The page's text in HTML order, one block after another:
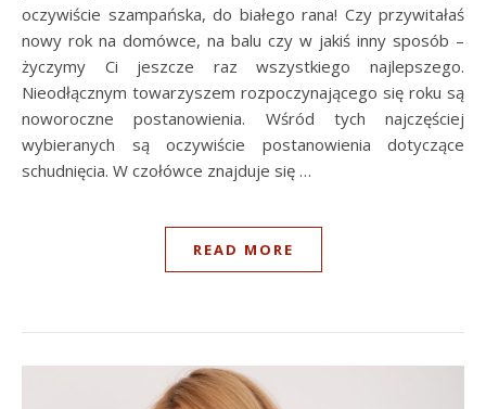
oczywiście szampańska, do białego rana! Czy przywitałaś
nowy rok na domówce, na balu czy w jakiś inny sposób –
życzymy Ci jeszcze raz wszystkiego najlepszego.
Nieodłącznym towarzyszem rozpoczynającego się roku są
noworoczne postanowienia. Wśród tych najczęściej
wybieranych są oczywiście postanowienia dotyczące
schudnięcia. W czołówce znajduje się …
READ MORE